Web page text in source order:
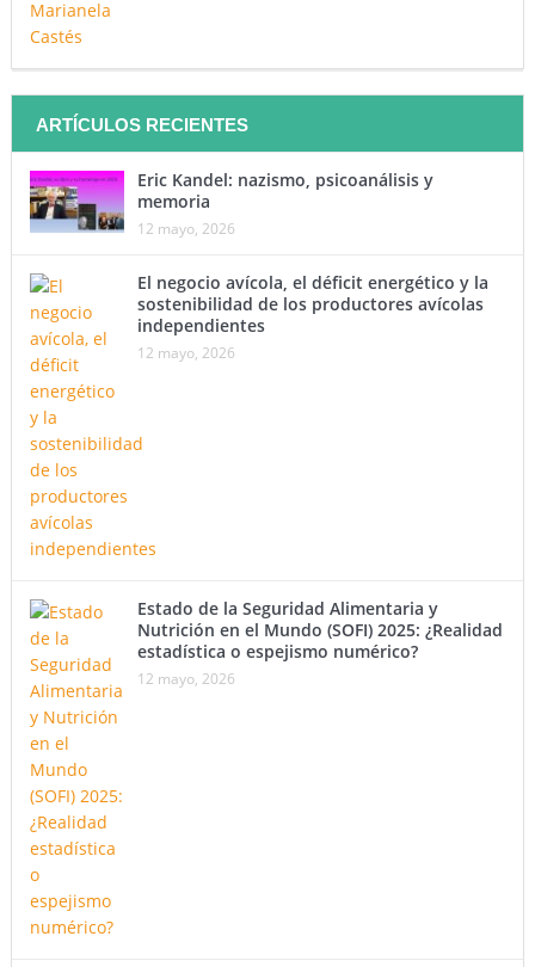
ARTÍCULOS RECIENTES
Eric Kandel: nazismo, psicoanálisis y
memoria
12 mayo, 2026
El negocio avícola, el déficit energético y la
sostenibilidad de los productores avícolas
independientes
12 mayo, 2026
Estado de la Seguridad Alimentaria y
Nutrición en el Mundo (SOFI) 2025: ¿Realidad
estadística o espejismo numérico?
12 mayo, 2026